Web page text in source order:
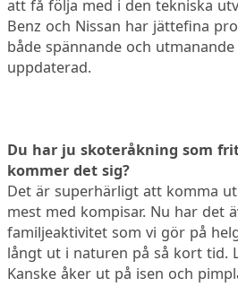
att få följa med i den tekniska
Benz och Nissan har jättefina
både spännande och
uppdaterad.
Du har ju skoteråkning som
kommer det sig?
Det är superhärligt att komma
mest med kompisar. Nu har det
familjeaktivitet som vi gör på
långt ut i naturen på så kort tid.
Kanske åker ut på isen och